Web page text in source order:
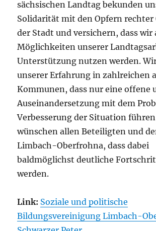
sächsischen Landtag bekunden
Solidarität mit den Opfern rechter
der Stadt und versichern, dass wir
Möglichkeiten unserer
Unterstützung nutzen werden.
unserer Erfahrung in zahlreichen
Kommunen, dass nur eine offene
Auseinandersetzung mit dem
Verbesserung der Situation
wünschen allen Beteiligten und
Limbach-Oberfrohna, dass dabei
baldmöglichst deutliche
werden.
Link: Soziale und politische
Bildungsvereinigung Limbach-